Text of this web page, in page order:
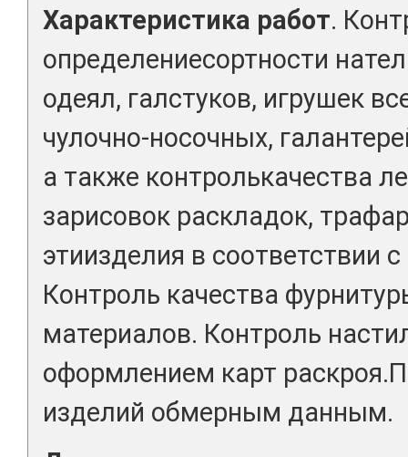
Характеристика работ.
определениесортности
одеял, галстуков, игрушек
чулочно-носочных,
а также контролькачества
зарисовок раскладок,
этиизделия в соответствии
Контроль качества
материалов. Контроль
оформлением карт
изделий обмерным данным.